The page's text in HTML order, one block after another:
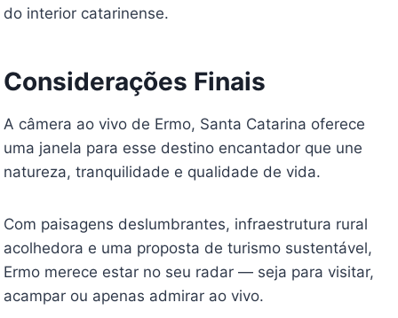
do interior catarinense.
Considerações Finais
A câmera ao vivo de Ermo, Santa Catarina oferece
uma janela para esse destino encantador que une
natureza, tranquilidade e qualidade de vida.
Com paisagens deslumbrantes, infraestrutura rural
acolhedora e uma proposta de turismo sustentável,
Ermo merece estar no seu radar — seja para visitar,
acampar ou apenas admirar ao vivo.